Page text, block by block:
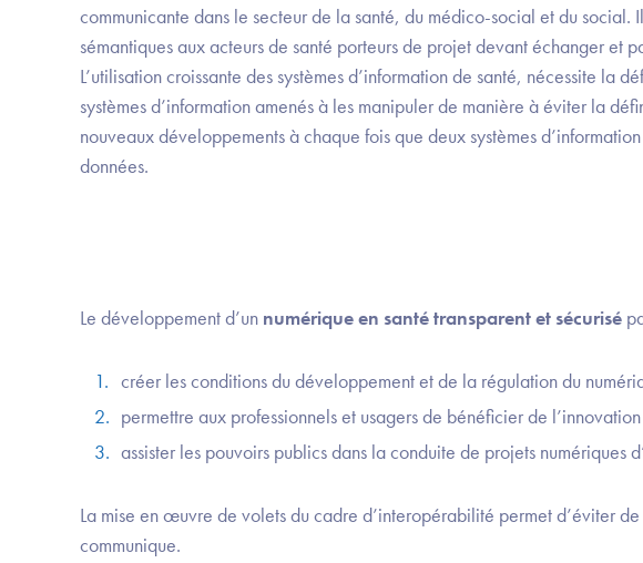
communicante dans le secteur de la santé, du médico-social et du social.
sémantiques aux acteurs de santé porteurs de projet devant échanger et
L’utilisation croissante des systèmes d’information de santé, nécessite la
systèmes d’information amenés à les manipuler de manière à éviter la
nouveaux développements à chaque fois que deux systèmes
données.
Le développement d’un numérique en santé transparent et sécurisé
créer les conditions du développement et de la régulation du
permettre aux professionnels et usagers de bénéficier de
assister les pouvoirs publics dans la conduite de projets numériques
La mise en œuvre de volets du cadre d’interopérabilité permet d’éviter
communique.